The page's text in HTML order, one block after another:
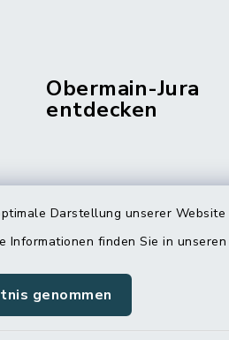
Darstellung unserer
finden Sie in unseren
genommen
Obermain-Jura
entdecken